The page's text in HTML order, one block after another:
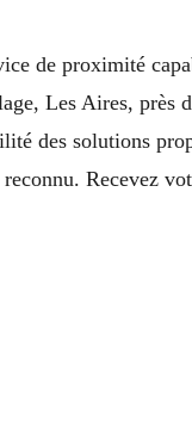
de proximité
Les Aires, près
des solutions
Recevez